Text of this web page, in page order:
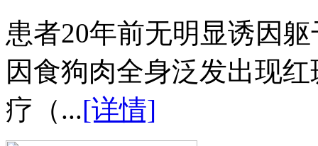
患者20年前无明显诱因
因食狗肉全身泛发出现
疗（...[详情]